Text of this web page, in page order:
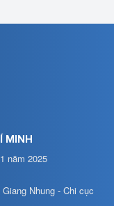
MINH
năm 2025
Nhung - Chi cục